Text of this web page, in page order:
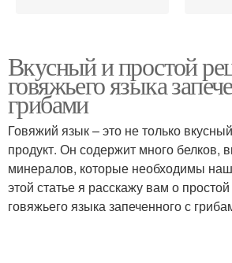
Картофельная
запеканка
Майонез для
картофельной
запеканки
Вкусный и простой
говяжьего языка
грибами
Говяжий язык – это не только
продукт. Он содержит много белков,
минералов, которые необходимы
этой статье я расскажу вам о
говяжьего языка запеченного с